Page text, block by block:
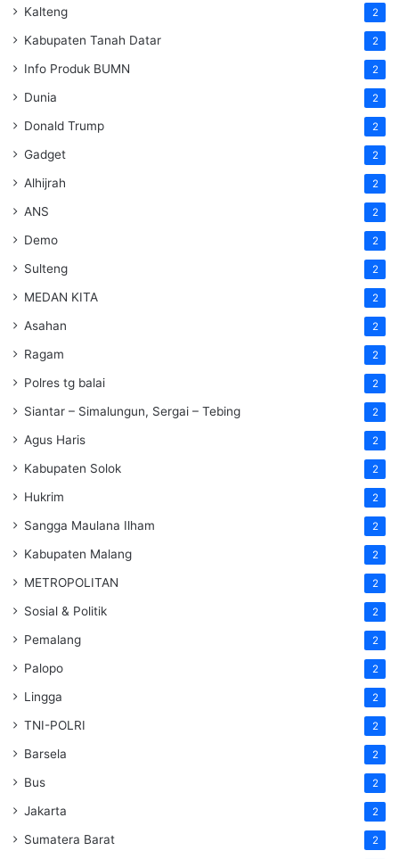
Kalteng 2
Kabupaten Tanah Datar 2
Info Produk BUMN 2
Dunia 2
Donald Trump 2
Gadget 2
Alhijrah 2
ANS 2
Demo 2
Sulteng 2
MEDAN KITA 2
Asahan 2
Ragam 2
Polres tg balai 2
Siantar – Simalungun, Sergai – Tebing 2
Agus Haris 2
Kabupaten Solok 2
Hukrim 2
Sangga Maulana Ilham 2
Kabupaten Malang 2
METROPOLITAN 2
Sosial & Politik 2
Pemalang 2
Palopo 2
Lingga 2
TNI-POLRI 2
Barsela 2
Bus 2
Jakarta 2
Sumatera Barat 2